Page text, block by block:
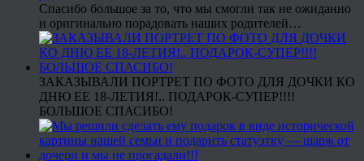
Спасибо большое за то, что мы смогли так не ожиданно
и оригинально порадовать наших родителей…
ЗАКАЗЫВАЛИ ПОРТРЕТ ПО ФОТО ДЛЯ ДОЧКИ КО
ДНЮ ЕЕ 18-ЛЕТИЯ!.. ПОДАРОК-СУПЕР!!!!
БОЛЬШОЕ СПАСИБО!